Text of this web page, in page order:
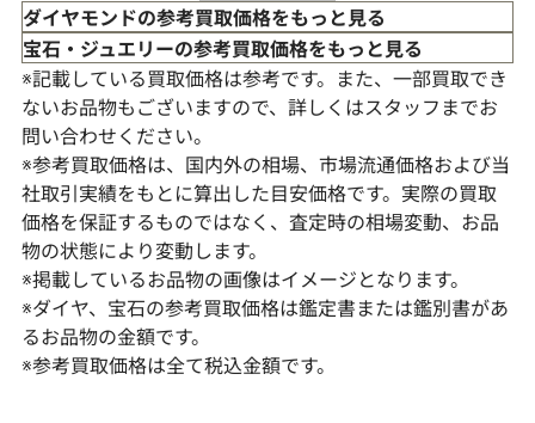
Pt･Pm900 ダイヤモンド ネックレス
17.45ct
参考買取価格
K18 ダイヤモン
ダイヤモンドの参考買取価格をもっと見る
宝石・ジュエリーの参考買取価格をもっと見る
※記載している買取価格は参考です。また、一部買取でき
ないお品物もございますので、詳しくはスタッフまでお
問い合わせください。
※参考買取価格は、国内外の相場、市場流通価格および当
社取引実績をもとに算出した目安価格です。実際の買取
価格を保証するものではなく、査定時の相場変動、お品
物の状態により変動します。
※掲載しているお品物の画像はイメージとなります。
※ダイヤ、宝石の参考買取価格は鑑定書または鑑別書があ
るお品物の金額です。
※参考買取価格は全て税込金額です。